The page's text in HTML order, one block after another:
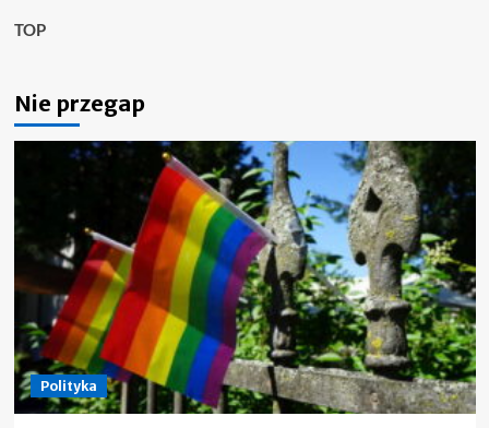
TOP
Nie przegap
Polityka